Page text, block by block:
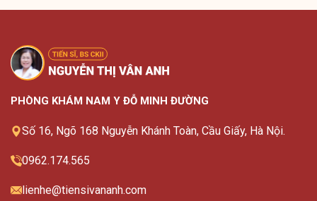
PHÒNG KHÁM NAM Y ĐỖ MINH ĐƯỜNG
Số 16, Ngõ 168 Nguyễn Khánh Toàn, Cầu Giấy, Hà Nội.
0962.174.565
lienhe@tiensivananh.com